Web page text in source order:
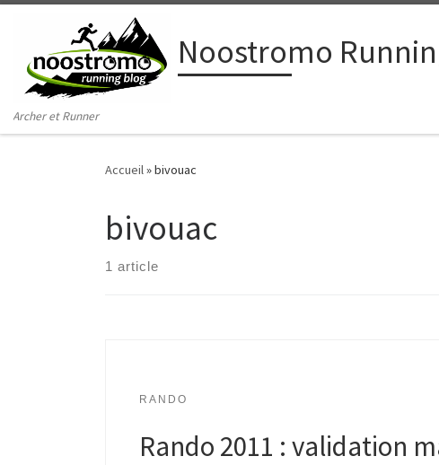
Passer au contenu
Noostromo
Archer et Runner
Accueil»bivouac
bivouac
1 article
RANDO
Rando 2011 : validation